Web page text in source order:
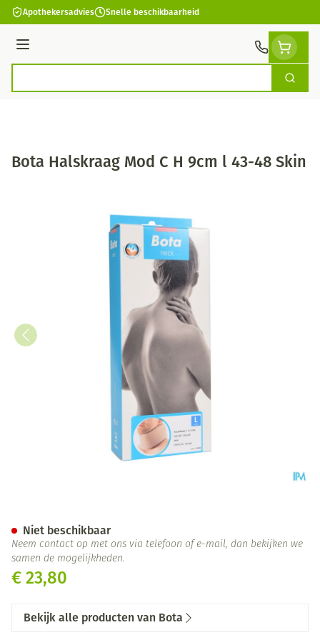
Ga naar de inhoud
Apothekersadvies Snelle beschikbaarheid
Menu
Zoek
Bota Halskraag Mod C H 9cm l 43-48 Skin
€ 23,80
Niet beschikbaar
Neem contact op met ons via telefoon of e-mail, dan bekijken we
samen de mogelijkheden.
Bekijk alle producten van Bota